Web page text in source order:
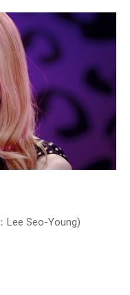
Lee Seo-Young)